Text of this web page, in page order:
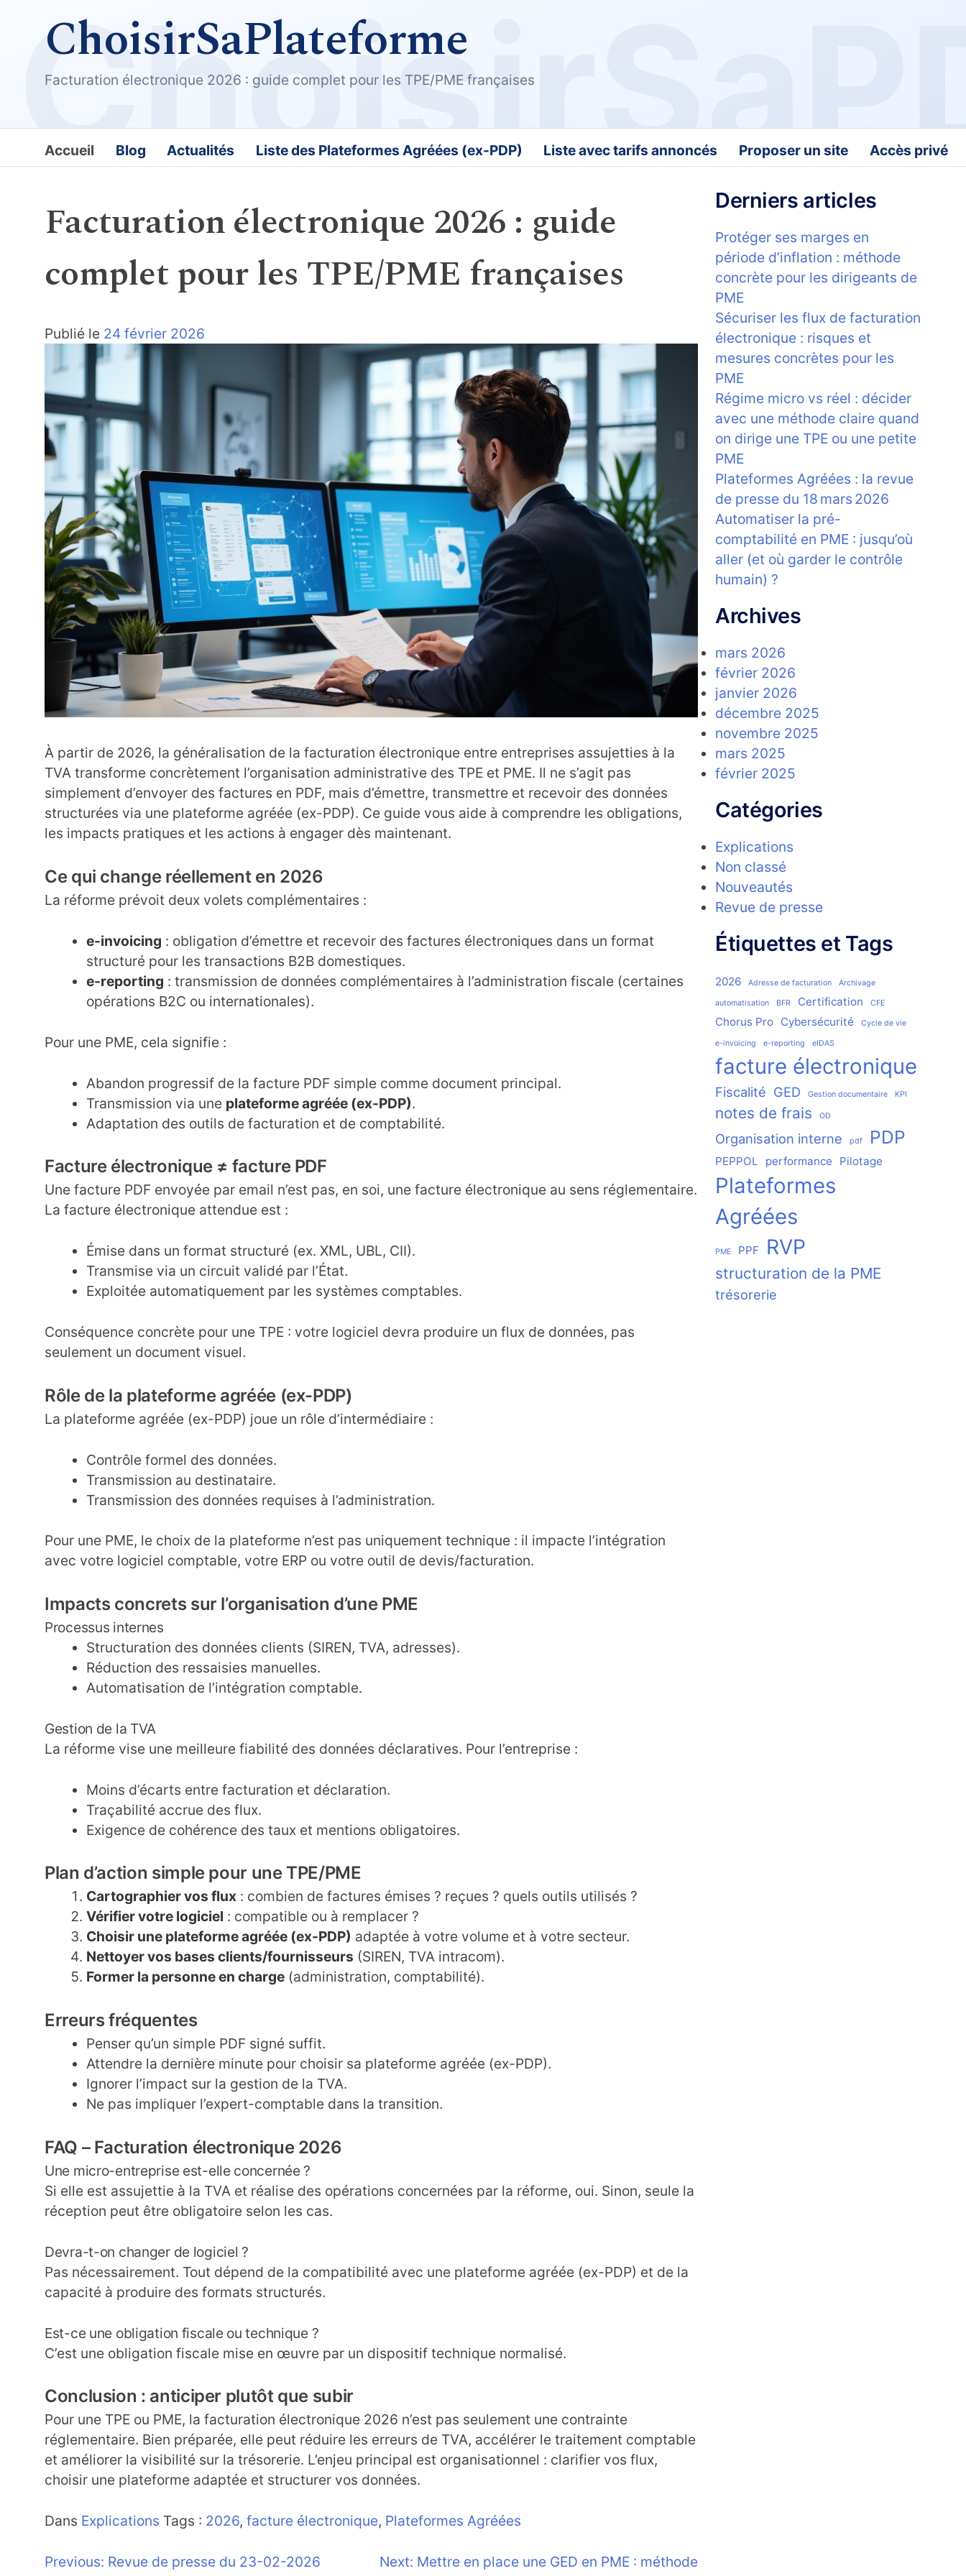
ChoisirSaPlateforme
Facturation électronique 2026 : guide complet pour les TPE/PME françaises
Accueil Blog Actualités Liste des Plateformes Agréées (ex-PDP) Liste avec tarifs annoncés Proposer un site Accès privé
Facturation électronique 2026 : guide
complet pour les TPE/PME françaises
Publié le 24 février 2026
À partir de 2026, la généralisation de la facturation électronique entre entreprises assujetties à la
TVA transforme concrètement l’organisation administrative des TPE et PME. Il ne s’agit pas
simplement d’envoyer des factures en PDF, mais d’émettre, transmettre et recevoir des données
structurées via une plateforme agréée (ex-PDP). Ce guide vous aide à comprendre les obligations,
les impacts pratiques et les actions à engager dès maintenant.
Ce qui change réellement en 2026
La réforme prévoit deux volets complémentaires :
e-invoicing : obligation d’émettre et recevoir des factures électroniques dans un format
structuré pour les transactions B2B domestiques.
e-reporting : transmission de données complémentaires à l’administration fiscale (certaines
opérations B2C ou internationales).
Pour une PME, cela signifie :
Abandon progressif de la facture PDF simple comme document principal.
Transmission via une plateforme agréée (ex-PDP).
Adaptation des outils de facturation et de comptabilité.
Facture électronique ≠ facture PDF
Une facture PDF envoyée par email n’est pas, en soi, une facture électronique au sens réglementaire.
La facture électronique attendue est :
Émise dans un format structuré (ex. XML, UBL, CII).
Transmise via un circuit validé par l’État.
Exploitée automatiquement par les systèmes comptables.
Conséquence concrète pour une TPE : votre logiciel devra produire un flux de données, pas
seulement un document visuel.
Rôle de la plateforme agréée (ex-PDP)
La plateforme agréée (ex-PDP) joue un rôle d’intermédiaire :
Contrôle formel des données.
Transmission au destinataire.
Transmission des données requises à l’administration.
Pour une PME, le choix de la plateforme n’est pas uniquement technique : il impacte l’intégration
avec votre logiciel comptable, votre ERP ou votre outil de devis/facturation.
Impacts concrets sur l’organisation d’une PME
Processus internes
Structuration des données clients (SIREN, TVA, adresses).
Réduction des ressaisies manuelles.
Automatisation de l’intégration comptable.
Gestion de la TVA
La réforme vise une meilleure fiabilité des données déclaratives. Pour l’entreprise :
Moins d’écarts entre facturation et déclaration.
Traçabilité accrue des flux.
Exigence de cohérence des taux et mentions obligatoires.
Plan d’action simple pour une TPE/PME
Cartographier vos flux: combien de factures émises ? reçues ? quels outils utilisés ?
Vérifier votre logiciel : compatible ou à remplacer ?
Choisir une plateforme agréée (ex-PDP) adaptée à votre volume et à votre secteur.
Nettoyer vos bases clients/fournisseurs (SIREN, TVA intracom).
Former la personne en charge(administration, comptabilité).
Erreurs fréquentes
Penser qu’un simple PDF signé suffit.
Attendre la dernière minute pour choisir sa plateforme agréée (ex-PDP).
Ignorer l’impact sur la gestion de la TVA.
Ne pas impliquer l’expert-comptable dans la transition.
FAQ – Facturation électronique 2026
Une micro-entreprise est-elle concernée ?
Si elle est assujettie à la TVA et réalise des opérations concernées par la réforme, oui. Sinon, seule la
réception peut être obligatoire selon les cas.
Devra-t-on changer de logiciel ?
Pas nécessairement. Tout dépend de la compatibilité avec une plateforme agréée (ex-PDP) et de la
capacité à produire des formats structurés.
Est-ce une obligation fiscale ou technique ?
C’est une obligation fiscale mise en œuvre par un dispositif technique normalisé.
Conclusion : anticiper plutôt que subir
Pour une TPE ou PME, la facturation électronique 2026 n’est pas seulement une contrainte
réglementaire. Bien préparée, elle peut réduire les erreurs de TVA, accélérer le traitement comptable
et améliorer la visibilité sur la trésorerie. L’enjeu principal est organisationnel : clarifier vos flux,
choisir une plateforme adaptée et structurer vos données.
Dans Explications Tags : 2026, facture électronique, Plateformes Agréées
Navigation
Previous: Revue de presse du 23-02-2026 Next: Mettre en place une GED en PME : méthode
Derniers articles
Protéger ses marges en
période d’inflation : méthode
concrète pour les dirigeants de
PME
Sécuriser les flux de facturation
électronique : risques et
mesures concrètes pour les
PME
Régime micro vs réel : décider
avec une méthode claire quand
on dirige une TPE ou une petite
PME
Plateformes Agréées : la revue
de presse du 18 mars 2026
Automatiser la pré-
comptabilité en PME : jusqu’où
aller (et où garder le contrôle
humain) ?
Archives
mars 2026
février 2026
janvier 2026
décembre 2025
novembre 2025
mars 2025
février 2025
Catégories
Explications
Non classé
Nouveautés
Revue de presse
Étiquettes et Tags
2026 Adresse de facturation Archivage
automatisation BFR Certification CFE
Chorus Pro Cybersécurité Cycle de vie
e-invoicing e-reporting eIDAS
facture électronique
Fiscalité GED Gestion documentaire KPI
notes de frais OD
Organisation interne pdf PDP
PEPPOL performance Pilotage
Plateformes
Agréées
PME PPF RVP
structuration de la PME
trésorerie